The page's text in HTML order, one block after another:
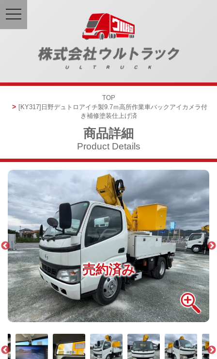
TOP
[KY317] 日野デュトロ アイチ製9.7ｍ高所作業車バックアイカメラ付
き 補修塗装仕上げ済
商品詳細
Product Details
売約済み
toggle
navigation